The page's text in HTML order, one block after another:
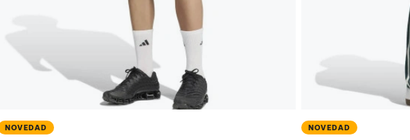
NOVEDAD NOVEDAD